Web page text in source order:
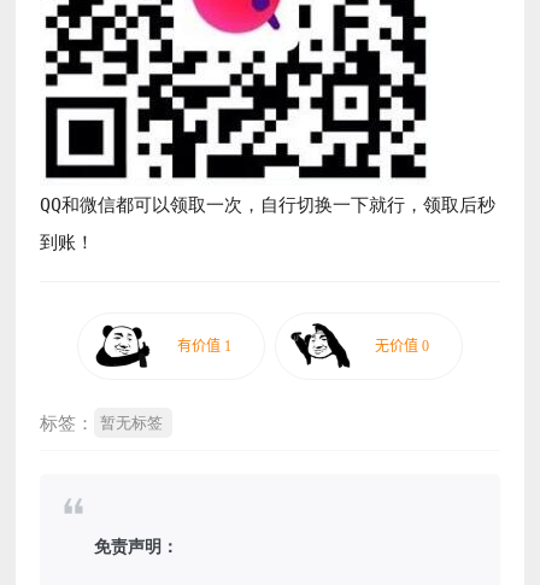
QQ和微信都可以领取一次，自行切换一下就行，领取后秒
到账！
标签： 暂无标签
免责声明：